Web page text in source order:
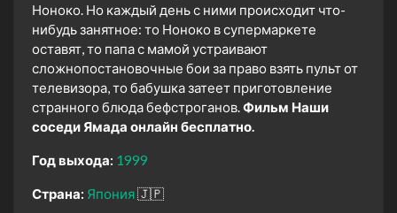
Ноноко. Но каждый день с ними происходит что-
нибудь занятное: то Ноноко в супермаркете
оставят, то папа с мамой устраивают
сложнопостановочные бои за право взять пульт от
телевизора, то бабушка затеет приготовление
странного блюда бефстроганов.Фильм Наши
соседи Ямада онлайн бесплатно.
Год выхода: 1999
Страна: Япония🇯🇵